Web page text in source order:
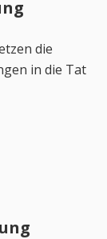
die
in die Tat